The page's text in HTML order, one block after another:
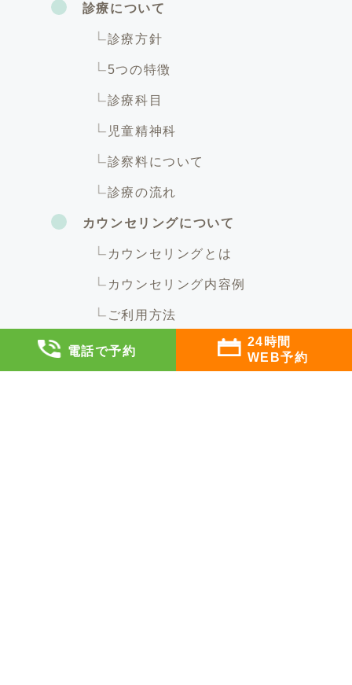
電話で予約
24時間
WEB予約
診療について
診療方針
5つの特徴
診療科目
児童精神科
診察料について
診療の流れ
カウンセリングについて
カウンセリングとは
カウンセリング内容例
ご利用方法
企業のメンタルヘルス